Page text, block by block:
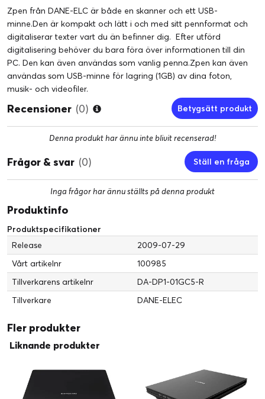
Zpen från DANE-ELC är både en skanner och ett USB-
minne.Den är kompakt och lätt i och med sitt pennformat och
digitaliserar texter vart du än befinner dig. Efter utförd
digitalisering behöver du bara föra över informationen till din
PC. Den kan även användas som vanlig penna.Zpen kan även
användas som USB-minne för lagring (1GB) av dina foton,
musik- och videofiler.
Recensioner (0) Betygsätt produkt
Denna produkt har ännu inte blivit recenserad!
Frågor & svar (0) Ställ en fråga
Inga frågor har ännu ställts på denna produkt
Produktinfo
Produktspecifikationer
Release
2009-07-29
Vårt artikelnr
100985
Tillverkarens artikelnr
DA-DP1-01GC5-R
Tillverkare
DANE-ELEC
Fler produkter
Liknande produkter